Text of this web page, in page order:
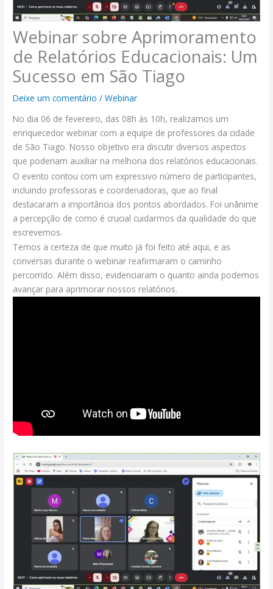
Webinar sobre Aprimoramento
de Relatórios Educacionais: Um
Sucesso em São Tiago
Deixe um comentário /Webinar
No dia 06 de fevereiro, das 08h às 10h, realizamos um
enriquecedor webinar com a equipe de professores da cidade
de São Tiago. Nosso objetivo era discutir diversos aspectos
que poderiam auxiliar na melhoria dos relatórios educacionais.
O evento contou com um expressivo número de participantes,
incluindo professoras e coordenadoras, que ao final
destacaram a importância dos pontos abordados. Foi unânime
a percepção de como é crucial cuidarmos da qualidade do que
escrevemos.
Temos a certeza de que muito já foi feito até aqui, e as
conversas durante o webinar reafirmaram o caminho
percorrido. Além disso, evidenciaram o quanto ainda podemos
avançar para aprimorar nossos relatórios.